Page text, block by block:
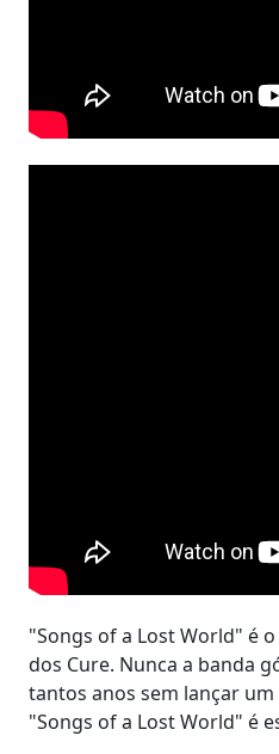
"Songs of a Lost World" é
dos Cure. Nunca a banda
tantos anos sem lançar
"Songs of a Lost World" é